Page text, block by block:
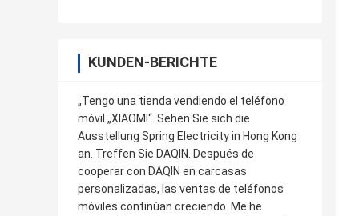
KUNDEN-BERICHTE
„Tengo una tienda vendiendo el teléfono
móvil „XIAOMI“. Sehen Sie sich die
Ausstellung Spring Electricity in Hong Kong
an. Treffen Sie DAQIN. Después de
cooperar con DAQIN en carcasas
personalizadas, las ventas de teléfonos
móviles continúan creciendo. Me he